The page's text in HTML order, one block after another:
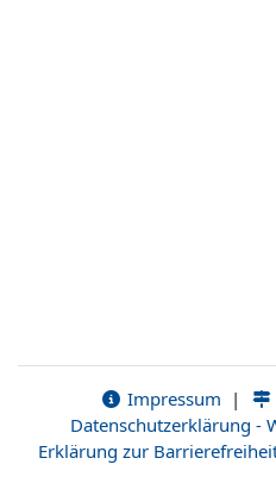
Impressum |
Datenschutzerklärung -
Erklärung zur